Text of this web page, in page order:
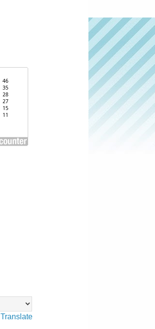
Translate